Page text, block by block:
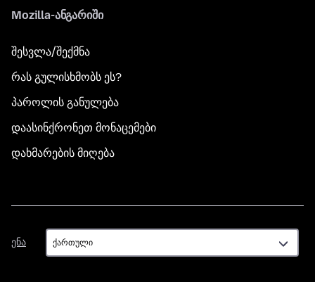
Mozilla-ანგარიში
შესვლა/შექმნა
რას გულისხმობს ეს?
პაროლის განულება
დაასინქრონეთ მონაცემები
დახმარების მიღება
ენა
ენა